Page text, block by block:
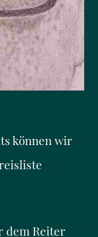
können wir
dem Reiter